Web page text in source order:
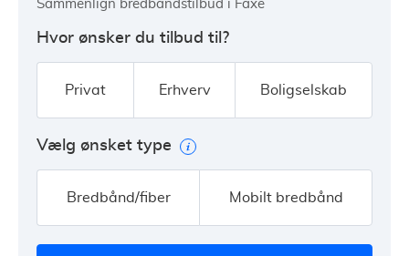
Sammenlign bredbåndstilbud i Faxe
Hvor ønsker du tilbud til?
Privat Erhverv Boligselskab
Vælg ønsket type
Bredbånd/fiber Mobilt bredbånd